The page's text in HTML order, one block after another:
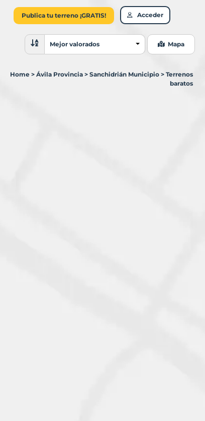
Publica tu terreno ¡GRATIS! Acceder
Ordenar resultados
Mejor valorados Mapa
Home > Ávila Provincia > Sanchidrián Municipio > Terrenos
baratos